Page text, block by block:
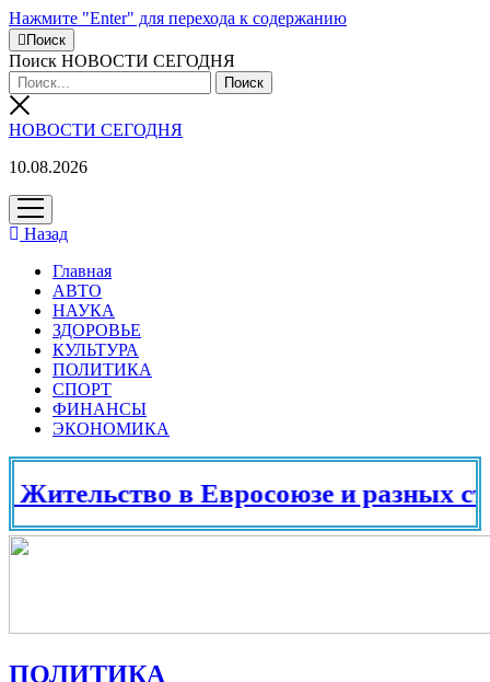
Нажмите "Enter" для перехода к содержанию
Поиск
Поиск НОВОСТИ СЕГОДНЯ
НОВОСТИ СЕГОДНЯ
10.08.2026
открыть
меню
Назад
Главная
АВТО
НАУКА
ЗДОРОВЬЕ
КУЛЬТУРА
ПОЛИТИКА
СПОРТ
ФИНАНСЫ
ЭКОНОМИКА
в Евросоюзе и разных
ПОЛИТИКА